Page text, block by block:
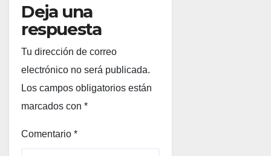
Deja una
respuesta
Tu dirección de correo
electrónico no será publicada.
Los campos obligatorios están
marcados con *
Comentario *